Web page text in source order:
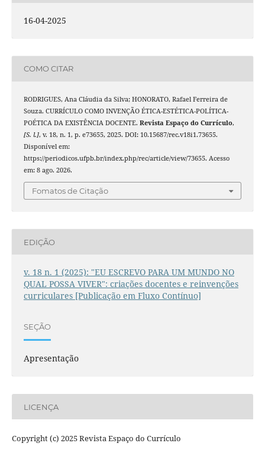
16-04-2025
COMO CITAR
RODRIGUES, Ana Cláudia da Silva; HONORATO, Rafael Ferreira de
Souza. CURRÍCULO COMO INVENÇÃO ÉTICA-ESTÉTICA-POLÍTICA-
POÉTICA DA EXISTÊNCIA DOCENTE. Revista Espaço do Currículo,
[S. l.], v. 18, n. 1, p. e73655, 2025. DOI: 10.15687/rec.v18i1.73655.
Disponível em:
https://periodicos.ufpb.br/index.php/rec/article/view/73655. Acesso
em: 8 ago. 2026.
Fomatos de Citação
EDIÇÃO
v. 18 n. 1 (2025): "EU ESCREVO PARA UM MUNDO NO
QUAL POSSA VIVER": criações docentes e reinvenções
curriculares [Publicação em Fluxo Contínuo]
SEÇÃO
Apresentação
LICENÇA
Copyright (c) 2025 Revista Espaço do Currículo